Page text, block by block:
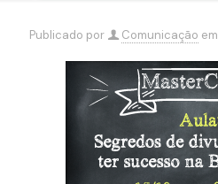
Publicado por Comunicação em